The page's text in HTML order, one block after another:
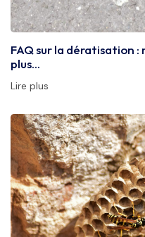
FAQ sur la dératisation :
plus…
Lire plus